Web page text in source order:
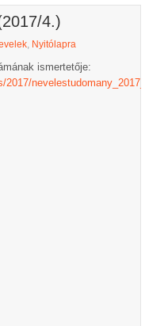
4.)
, Nyitólapra
ismertetője:
2017/